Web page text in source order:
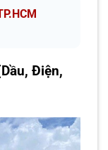
Điện,